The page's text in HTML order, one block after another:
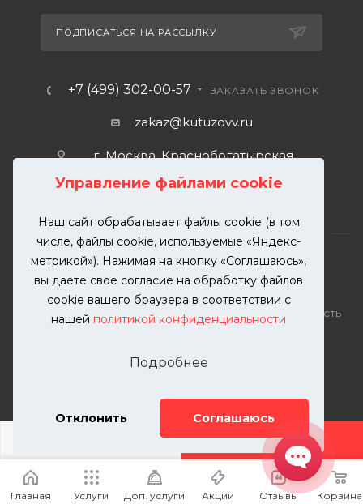
Управление файлами cookie
Наш сайт обрабатывает файлы cookie (в том
числе, файлы cookie, используемые «Яндекс-
метрикой»). Нажимая на кнопку «Соглашаюсь»,
вы даете свое согласие на обработку файлов
cookie вашего браузера в соответствии с
нашей политикой конфиденциальности
Подробнее
Отклонить Соглашаюсь
ДОБАВИТЬ УСЛУГУ
ПОДПИСАТЬСЯ НА РАССЫЛКУ
+7 (499) 302-00-57 ЗАКАЗАТЬ ЗВОНОК
zakaz@kutuzovv.ru
г. Москва, Краснобогатырская
2026 © KUTUZOVV | Кузовной ремонт и покраска
автомобилей. Вся информация на сайте – собственность
разрешения запрещена. Все права защищены.
Телефон: 8(499)-302-00-57
Главная Услуги Доп. услуги Акции Отзывы Корзина